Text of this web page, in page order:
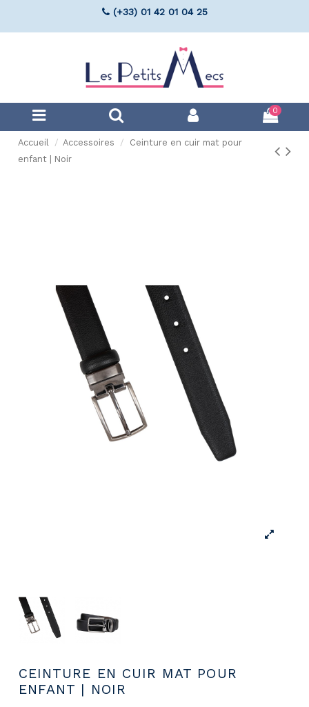
(+33) 01 42 01 04 25
0
Accueil Accessoires
Ceinture en cuir mat pour
enfant | Noir
CEINTURE EN CUIR MAT POUR
ENFANT | NOIR